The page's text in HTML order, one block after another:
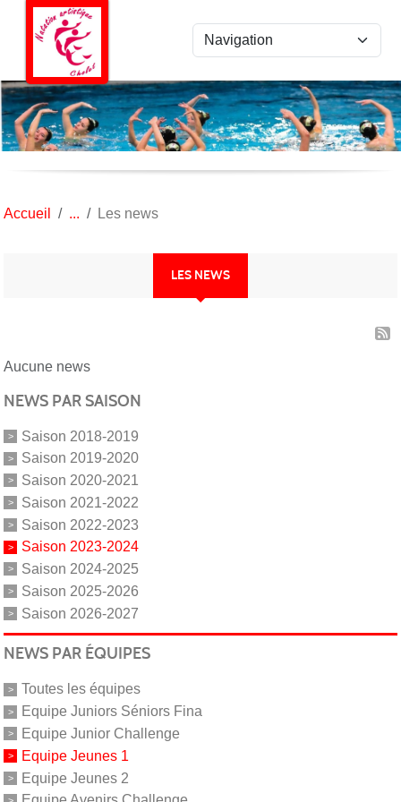
Accueil Les news
LES NEWS
Aucune news
NEWS PAR SAISON
Saison 2018-2019
Saison 2019-2020
Saison 2020-2021
Saison 2021-2022
Saison 2022-2023
Saison 2023-2024
Saison 2024-2025
Saison 2025-2026
Saison 2026-2027
NEWS PAR ÉQUIPES
Toutes les équipes
Equipe Juniors Séniors Fina
Equipe Junior Challenge
Equipe Jeunes 1
Equipe Jeunes 2
Panneau de gestion des cookies